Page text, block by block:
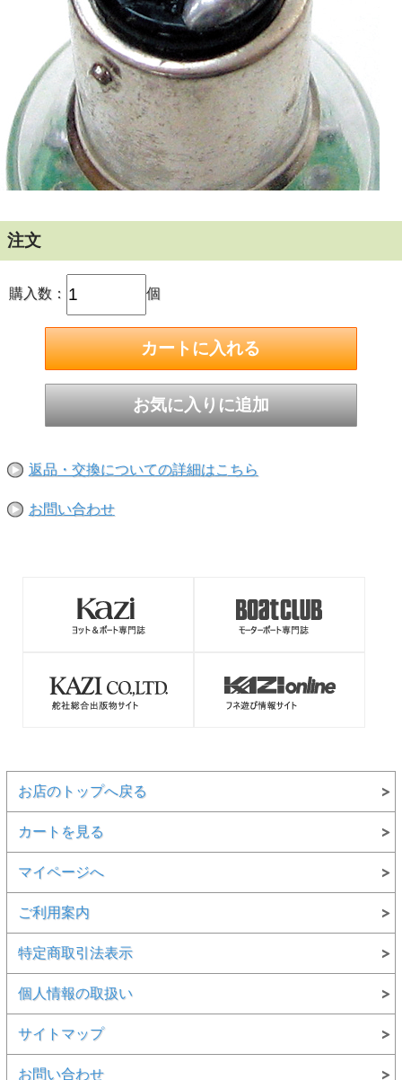
サイズ：φ34×68mm
ベヨネットダブル接点
※船検には対応しません
在庫限りで完売です
注文
購入数： 個
返品・交換についての詳細はこちら
お問い合わせ
お店のトップへ戻る
カートを見る
マイページへ
ご利用案内
特定商取引法表示
個人情報の取扱い
サイトマップ
お問い合わせ